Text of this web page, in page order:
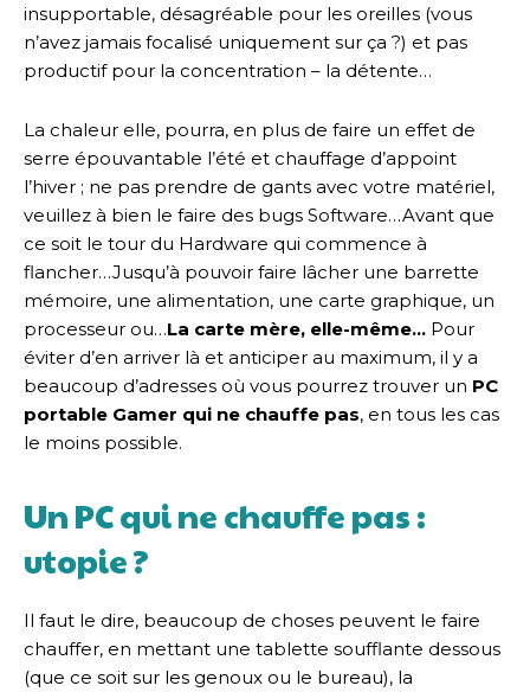
insupportable, désagréable pour les oreilles (vous
n’avez jamais focalisé uniquement sur ça ?) et pas
productif pour la concentration – la détente…
La chaleur elle, pourra, en plus de faire un effet de
serre épouvantable l’été et chauffage d’appoint
l’hiver ; ne pas prendre de gants avec votre matériel,
veuillez à bien le faire des bugs Software…Avant que
ce soit le tour du Hardware qui commence à
flancher…Jusqu’à pouvoir faire lâcher une barrette
mémoire, une alimentation, une carte graphique, un
processeur ou…La carte mère, elle-même… Pour
éviter d’en arriver là et anticiper au maximum, il y a
beaucoup d’adresses où vous pourrez trouver un PC
portable Gamer qui ne chauffe pas, en tous les cas
le moins possible.
Un PC qui ne chauffe pas :
utopie ?
Il faut le dire, beaucoup de choses peuvent le faire
chauffer, en mettant une tablette soufflante dessous
(que ce soit sur les genoux ou le bureau), la